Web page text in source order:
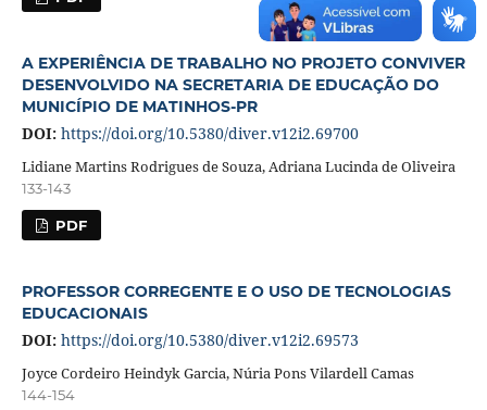
A EXPERIÊNCIA DE TRABALHO NO PROJETO CONVIVER
DESENVOLVIDO NA SECRETARIA DE EDUCAÇÃO DO
MUNICÍPIO DE MATINHOS-PR
DOI: https://doi.org/10.5380/diver.v12i2.69700
Lidiane Martins Rodrigues de Souza, Adriana Lucinda de Oliveira
133-143
PDF
PROFESSOR CORREGENTE E O USO DE TECNOLOGIAS
EDUCACIONAIS
DOI: https://doi.org/10.5380/diver.v12i2.69573
Joyce Cordeiro Heindyk Garcia, Núria Pons Vilardell Camas
144-154